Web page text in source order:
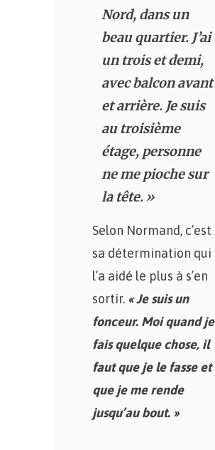
Nord, dans un
beau quartier. J’ai
un trois et demi,
avec balcon avant
et arrière. Je suis
au troisième
étage, personne
ne me pioche sur
la tête. »
Selon Normand, c’est
sa détermination qui
l’a aidé le plus à s’en
sortir. « Je suis un
fonceur. Moi quand je
fais quelque chose, il
faut que je le fasse et
que je me rende
jusqu’au bout. »